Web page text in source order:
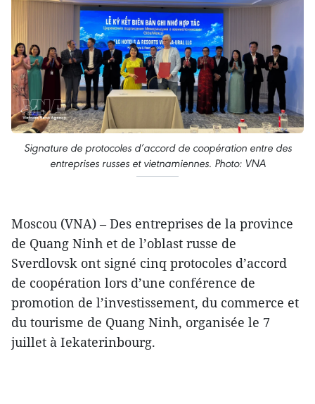
Signature de protocoles d’accord de coopération entre des
entreprises russes et vietnamiennes. Photo: VNA
Moscou (VNA) – Des entreprises de la province
de Quang Ninh et de l’oblast russe de
Sverdlovsk ont signé cinq protocoles d’accord
de coopération lors d’une conférence de
promotion de l’investissement, du commerce et
du tourisme de Quang Ninh, organisée le 7
juillet à Iekaterinbourg.